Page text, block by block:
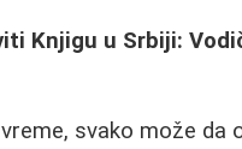
Knjigu u Srbiji:
svako može da